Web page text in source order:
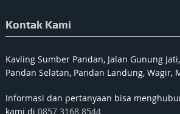
Kontak Kami
Kavling Sumber Pandan, Jalan Gunung
Pandan Selatan, Pandan Landung, Wagir,
Informasi dan pertanyaan bisa
kami di 0857 3168 8544